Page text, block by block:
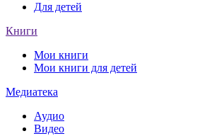
Для детей
Книги
Мои книги
Мои книги для детей
Медиатека
Аудио
Видео